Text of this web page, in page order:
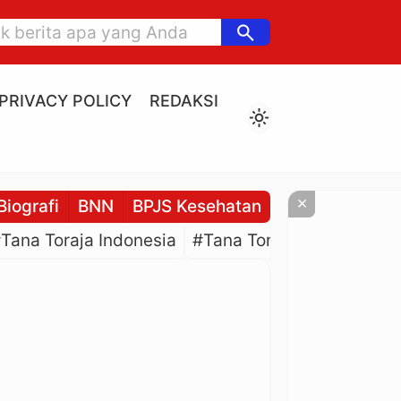
search
PRIVACY POLICY
REDAKSI
light_mode
BNN BPJS Kesehatan BPJS
Toraja Indonesia #Tana Toraja Culture
×